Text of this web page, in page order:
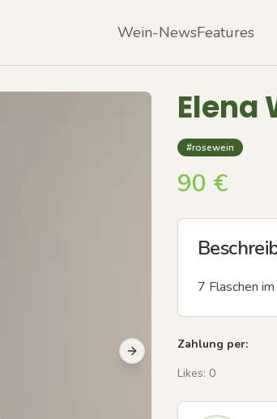
Wein-NewsFeatures
Next slide
Elena
#rosewein
90 €
7 Flaschen
Zahlung per:
Likes: 0